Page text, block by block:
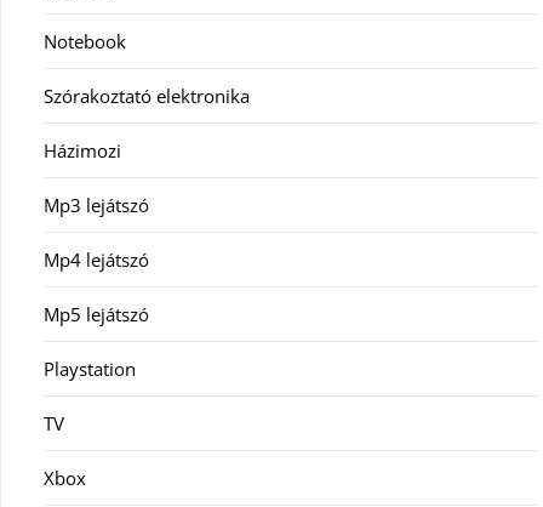
Notebook
Szórakoztató elektronika
Házimozi
Mp3 lejátszó
Mp4 lejátszó
Mp5 lejátszó
Playstation
TV
Xbox